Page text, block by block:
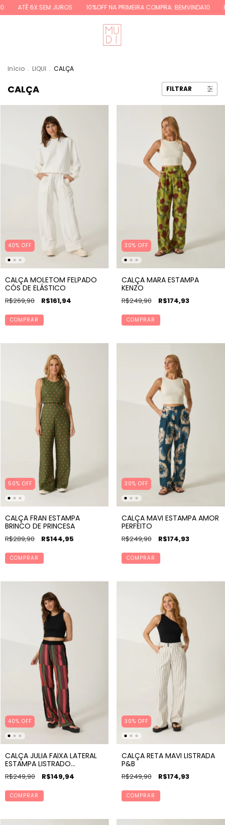
6X SEM JUROS 10%OFF NA PRIMEIRA COMPRA: BEMVINDA10 FRETE
Início . LIQUI . CALÇA
CALÇA FILTRAR
40% OFF
CALÇA MOLETOM FELPADO
CÓS DE ELÁSTICO
R$269,90 R$161,94
COMPRAR
30% OFF
CALÇA MARA ESTAMPA
KENZO
R$249,90 R$174,93
COMPRAR
50% OFF
CALÇA FRAN ESTAMPA
BRINCO DE PRINCESA
R$289,90 R$144,95
COMPRAR
30% OFF
CALÇA MAVI ESTAMPA AMOR
PERFEITO
R$249,90 R$174,93
COMPRAR
40% OFF
CALÇA JULIA FAIXA LATERAL
ESTAMPA LISTRADO
MARAVILHA
R$249,90 R$149,94
COMPRAR
30% OFF
CALÇA RETA MAVI LISTRADA
P&B
R$249,90 R$174,93
COMPRAR